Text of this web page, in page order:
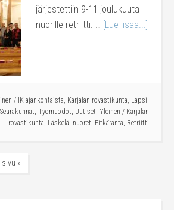
järjestettiin 9-11 joulukuuta
nuorille retriitti. … [Lue lisää...]
/ IK ajankohtaista, Karjalan rovastikunta, Lapsi-
Seurakunnat, Työmuodot, Uutiset, Yleinen / Karjalan
rovastikunta, Läskelä, nuoret, Pitkäranta, Retriitti
sivu »